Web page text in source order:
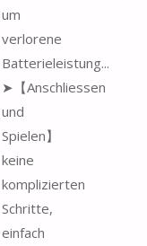
um
verlorene
Batterieleistung...
➤【Anschliessen
und
Spielen】
keine
komplizierten
Schritte,
einfach